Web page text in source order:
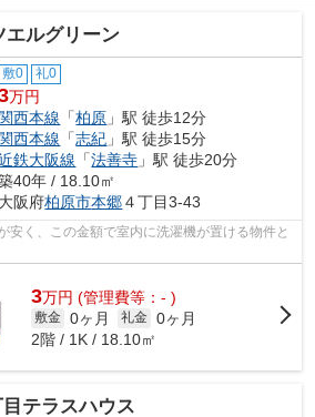
エルグリーン
敷0 礼0
万円
関西本線 「柏原 」駅 徒歩12分
関西本線 「志紀 」駅 徒歩15分
鉄大阪線 「法善寺 」駅 徒歩20分
40年 / 18.10㎡
大阪府柏原市本郷４丁目3-43
安く、この金額で室内に洗濯機が置ける物件と
3万円 (管理費等：- )
敷金 0ヶ月 礼金 0ヶ月
2階 / 1K / 18.10㎡
テラスハウス